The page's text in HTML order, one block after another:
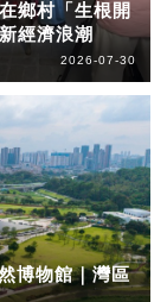
鄉村「生根開
經濟浪潮
2026-07-30
博物館｜灣區